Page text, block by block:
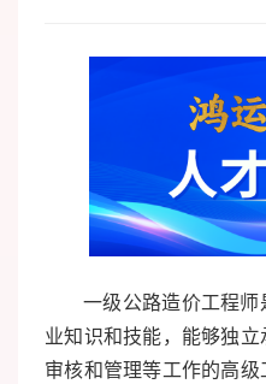
一级公路造价工程
业知识和技能，能够独立
审核和管理等工作的高